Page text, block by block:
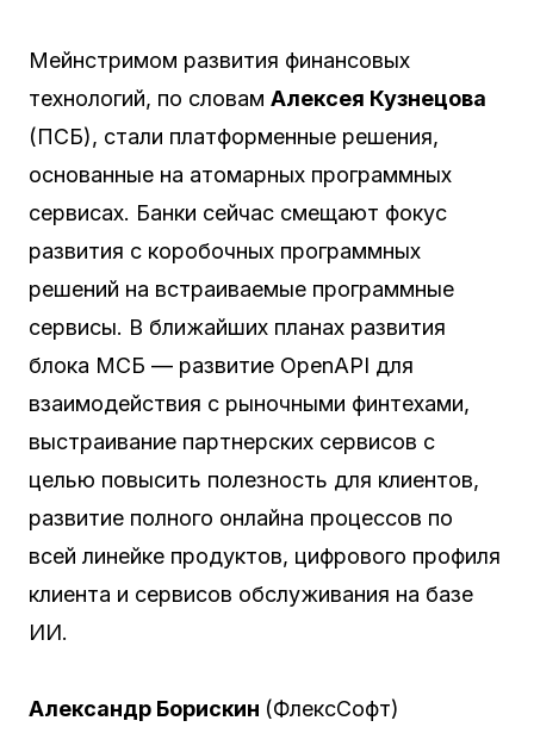
Мейнстримом развития финансовых
технологий, по словам Алексея Кузнецова
(ПСБ), стали платформенные решения,
основанные на атомарных программных
сервисах. Банки сейчас смещают фокус
развития с коробочных программных
решений на встраиваемые программные
сервисы. В ближайших планах развития
блока МСБ — развитие OpenAPI для
взаимодействия с рыночными финтехами,
выстраивание партнерских сервисов с
целью повысить полезность для клиентов,
развитие полного онлайна процессов по
всей линейке продуктов, цифрового профиля
клиента и сервисов обслуживания на базе
ИИ.
Александр Борискин (ФлексСофт)